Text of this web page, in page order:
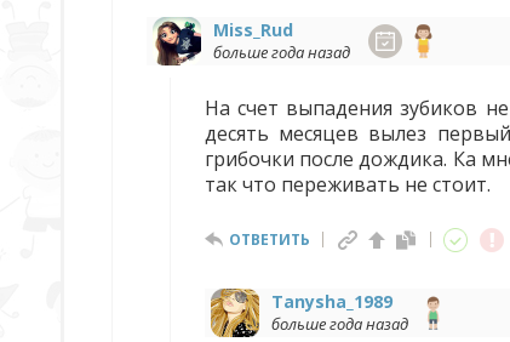
Miss_Rud
больше года назад
На счет выпадения зубиков
десять месяцев вылез
грибочки после дождика. Ка
так что переживать не стоит.
ОТВЕТИТЬ
Tanysha_1989
больше года назад